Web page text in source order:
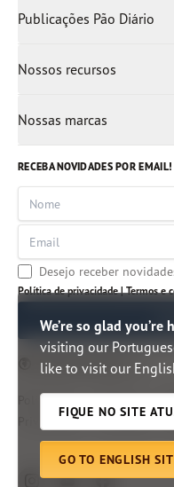
Escritórios
Liderança
Publicações Pão Diário
Nossos recursos
Artigos
Nossas marcas
RECEBA NOVIDADES POR EMAIL!
Nome
Email
Desejo receber
Política de privacidade | Termos e
Edição do Brasil
Japão
Espanha
Africâner
Árabe
Mianmar
Indonésia
Malayalam
Tâmil
Tailândia
Política de
Privacidade
Condições
instagramyoutubefacebook
We’re so glad you’re
visiting our
like to visit our
FIQUE NO SITE
GO TO ENGLISH